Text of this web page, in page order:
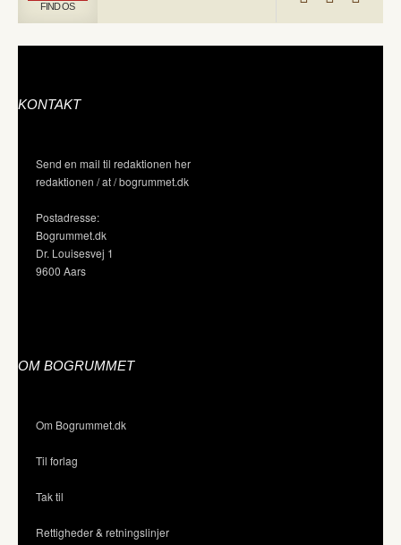
FIND OS
KONTAKT
Send en mail til redaktionen her
redaktionen / at / bogrummet.dk
Postadresse:
Bogrummet.dk
Dr. Louisesvej 1
9600 Aars
OM BOGRUMMET
Om Bogrummet.dk
Til forlag
Tak til
Rettigheder & retningslinjer